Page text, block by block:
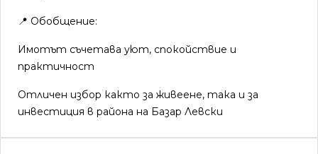
📍 Обобщение:
Имотът съчетава уют, спокойствие и
практичност
Отличен избор както за живеене, така и за
инвестиция в района на Базар Левски